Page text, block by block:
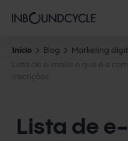
Início Blog
Marketing
Lista de e-mails: o que é e
inscrições
Lista de